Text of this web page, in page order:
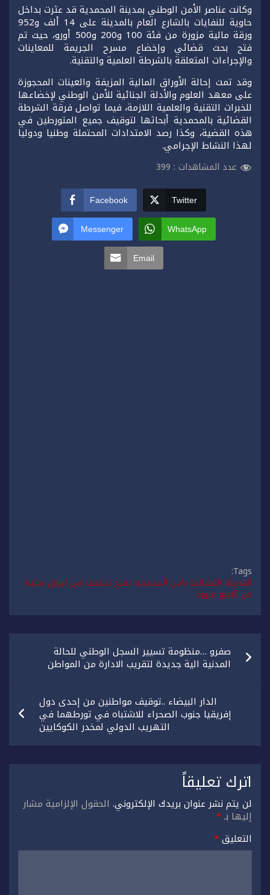
وكانت عناصر الأمن الوطني بمدينة المحمدية قد عثرت بداخل
حاوية للنفايات بالشارع العام بالمدينة على 14 ألف و952
ورقة مالية مزورة من فئة 100 و200 و500 أورو، حيث تم
فتح بحث قضائي وإخضاع مسرح الجريمة للمعاينات
والإجراءات المتعلقة بالشرطة العلمية والتقنية.
وقد تمت إحالة الأوراق المالية المزيفة والعينات المحجوزة
على معهد العلوم والأدلة الجنائية للأمن الوطني لإخضاعها
للخبرات التقنية والعلمية اللازمة، فيما تواصل فرقة الشرطة
القضائية بالمحمدية أبحاثها لتوقيف جميع المتورطين في
هذه القضية، وكذا رصد الامتدادات المحتملة وطنيا ودوليا
لهذا النشاط الإجرامي.
عدد المشاهدات : 399
Facebook Twitter
Messenger WhatsApp
Email
Tags:
الشرطة القضائية بأمن المحمدية تفتح تحقيقا في اوراق مالية
من الاورو مزورة
المقالاتصفرو …منظومة تسيير السجل الوطني للحالة
المدنية الية جديدة لتقريب الادارة من المواطن
الدار البيضاء ..توقيف مواطنين من إحدى دول
إفريقيا جنوب الصحراء للاشتباه في تورطهما في
التهريب الدولي لمخدر الكوكايين
اترك تعليقاً
لن يتم نشر عنوان بريدك الإلكتروني. الحقول الإلزامية مشار
إليها بـ*
التعليق*